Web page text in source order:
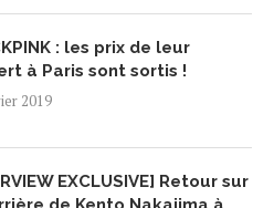
: les prix de leur
à Paris sont sortis !
2019
EXCLUSIVE] Retour sur